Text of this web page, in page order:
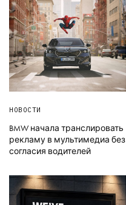
НОВОСТИ
BMW начала транслировать
рекламу в мультимедиа без
согласия водителей